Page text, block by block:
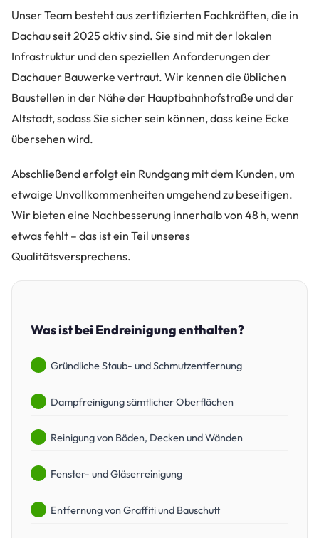
Unser Team besteht aus zertifizierten Fachkräften, die in
Dachau seit 2025 aktiv sind. Sie sind mit der lokalen
Infrastruktur und den speziellen Anforderungen der
Dachauer Bauwerke vertraut. Wir kennen die üblichen
Baustellen in der Nähe der Hauptbahnhofstraße und der
Altstadt, sodass Sie sicher sein können, dass keine Ecke
übersehen wird.
Abschließend erfolgt ein Rundgang mit dem Kunden, um
etwaige Unvollkommenheiten umgehend zu beseitigen.
Wir bieten eine Nachbesserung innerhalb von 48 h, wenn
etwas fehlt – das ist ein Teil unseres
Qualitätsversprechens.
Was ist bei Endreinigung enthalten?
Gründliche Staub- und Schmutzentfernung
Dampfreinigung sämtlicher Oberflächen
Reinigung von Böden, Decken und Wänden
Fenster- und Gläserreinigung
Entfernung von Graffiti und Bauschutt